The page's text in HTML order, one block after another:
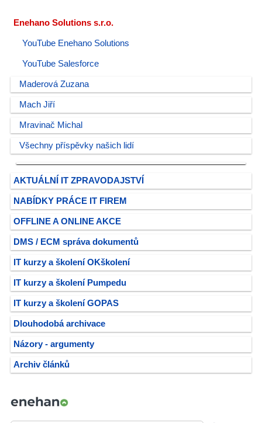
Enehano Solutions s.r.o.
YouTube Enehano Solutions
YouTube Salesforce
Maderová Zuzana
Mach Jiří
Mravinač Michal
Všechny příspěvky našich lidí
AKTUÁLNÍ IT ZPRAVODAJSTVÍ
NABÍDKY PRÁCE IT FIREM
OFFLINE A ONLINE AKCE
DMS / ECM správa dokumentů
IT kurzy a školení OKškolení
IT kurzy a školení Pumpedu
IT kurzy a školení GOPAS
Dlouhodobá archivace
Názory - argumenty
Archiv článků